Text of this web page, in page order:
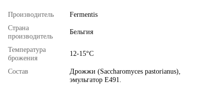
Производитель
Fermentis
Страна
производитель
Бельгия
Температура
брожения
12-15°C
Состав
Дрожжи (Saccharomyces pastorianus),
эмульгатор E491.